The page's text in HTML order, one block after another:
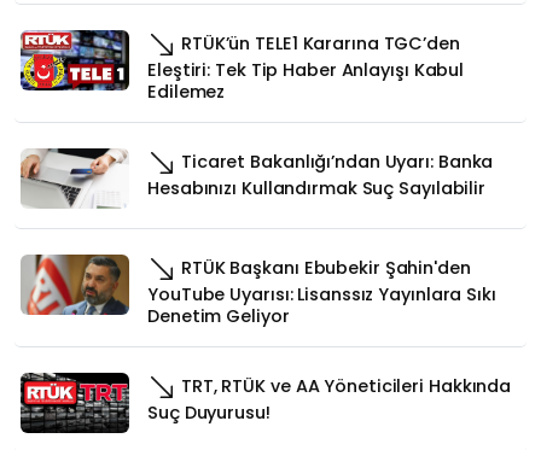
RTÜK’ün TELE1 Kararına TGC’den
Eleştiri: Tek Tip Haber Anlayışı Kabul
Edilemez
Ticaret Bakanlığı’ndan Uyarı: Banka
Hesabınızı Kullandırmak Suç Sayılabilir
RTÜK Başkanı Ebubekir Şahin'den
YouTube Uyarısı: Lisanssız Yayınlara Sıkı
Denetim Geliyor
TRT, RTÜK ve AA Yöneticileri Hakkında
Suç Duyurusu!